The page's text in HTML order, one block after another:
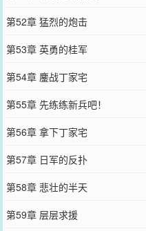
第52章 猛烈的炮击
第53章 英勇的桂军
第54章 鏖战丁家宅
第55章 先练练新兵吧！
第56章 拿下丁家宅
第57章 日军的反扑
第58章 悲壮的半天
第59章 层层求援